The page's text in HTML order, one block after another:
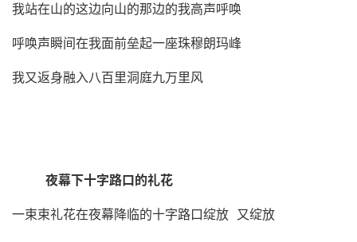
我站在山的这边向山的那边的我高声呼唤
呼唤声瞬间在我面前垒起一座珠穆朗玛峰
我又返身融入八百里洞庭九万里风
夜幕下十字路口的礼花
一束束礼花在夜幕降临的十字路口绽放 又绽放